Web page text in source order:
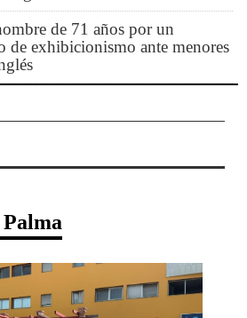
de 71 años por un
de exhibicionismo ante menores